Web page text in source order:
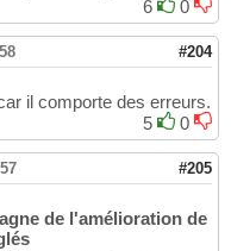
6
0
#204
il comporte des erreurs.
5
0
#205
de l'amélioration de